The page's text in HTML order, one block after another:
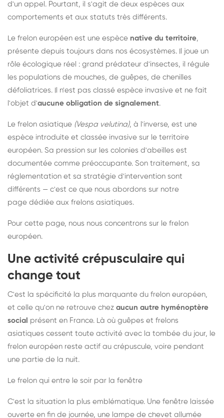
d'un appel. Pourtant, il s'agit de deux espèces aux
comportements et aux statuts très différents.
Le frelon européen est une espèce native du territoire,
présente depuis toujours dans nos écosystèmes. Il joue un
rôle écologique réel : grand prédateur d'insectes, il régule
les populations de mouches, de guêpes, de chenilles
défoliatrices. Il n'est pas classé espèce invasive et ne fait
l'objet d'aucune obligation de signalement.
Le frelon asiatique (Vespa velutina), à l'inverse, est une
espèce introduite et classée invasive sur le territoire
européen. Sa pression sur les colonies d'abeilles est
documentée comme préoccupante. Son traitement, sa
réglementation et sa stratégie d'intervention sont
différents — c'est ce que nous abordons sur notre
page dédiée aux frelons asiatiques.
Pour cette page, nous nous concentrons sur le frelon
européen.
Une activité crépusculaire qui
change tout
C'est la spécificité la plus marquante du frelon européen,
et celle qu'on ne retrouve chez aucun autre hyménoptère
social présent en France. Là où guêpes et frelons
asiatiques cessent toute activité avec la tombée du jour, le
frelon européen reste actif au crépuscule, voire pendant
une partie de la nuit.
Le frelon qui entre le soir par la fenêtre
C'est la situation la plus emblématique. Une fenêtre laissée
ouverte en fin de journée, une lampe de chevet allumée